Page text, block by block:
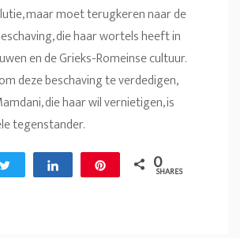
maar moet terugkeren naar de
die haar wortels heeft in
en de Grieks-Romeinse cultuur.
deze beschaving te verdedigen,
die haar wil vernietigen, is
tegenstander.
Tweet Share 0
SHARES